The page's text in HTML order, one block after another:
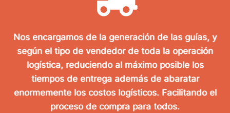
Nos encargamos de la generación de las guías, y
según el tipo de vendedor de toda la operación
logística, reduciendo al máximo posible los
tiempos de entrega además de abaratar
enormemente los costos logísticos. Facilitando el
proceso de compra para todos.